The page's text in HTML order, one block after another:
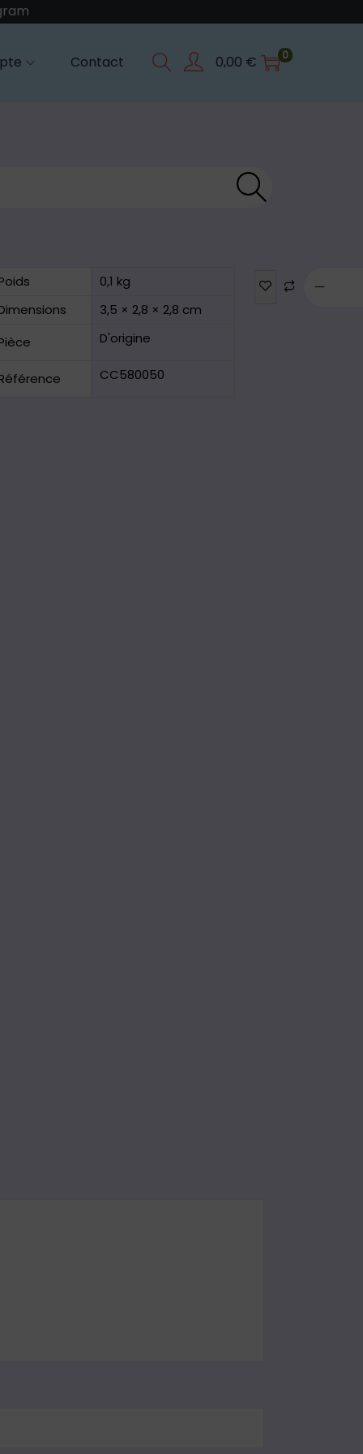
Contact 0,00 € 0
Reche
rche
0,1 kg
3,5 × 2,8 × 2,8 cm
D'origine
CC580050